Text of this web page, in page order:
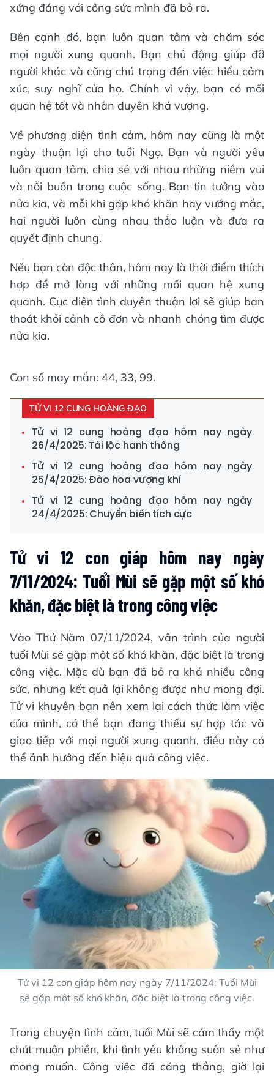
xứng đáng với công sức mình đã bỏ ra.
Bên cạnh đó, bạn luôn quan tâm và chăm sóc
mọi người xung quanh. Bạn chủ động giúp đỡ
người khác và cũng chú trọng đến việc hiểu cảm
xúc, suy nghĩ của họ. Chính vì vậy, bạn có mối
quan hệ tốt và nhân duyên khá vượng.
Về phương diện tình cảm, hôm nay cũng là một
ngày thuận lợi cho tuổi Ngọ. Bạn và người yêu
luôn quan tâm, chia sẻ với nhau những niềm vui
và nỗi buồn trong cuộc sống. Bạn tin tưởng vào
nửa kia, và mỗi khi gặp khó khăn hay vướng mắc,
hai người luôn cùng nhau thảo luận và đưa ra
quyết định chung.
Nếu bạn còn độc thân, hôm nay là thời điểm thích
hợp để mở lòng với những mối quan hệ xung
quanh. Cục diện tình duyên thuận lợi sẽ giúp bạn
thoát khỏi cảnh cô đơn và nhanh chóng tìm được
nửa kia.
Con số may mắn: 44, 33, 99.
TỬ VI 12 CUNG HOÀNG ĐẠO
Tử vi 12 cung hoàng đạo hôm nay ngày
26/4/2025: Tài lộc hanh thông
Tử vi 12 cung hoàng đạo hôm nay ngày
25/4/2025: Đào hoa vượng khí
Tử vi 12 cung hoàng đạo hôm nay ngày
24/4/2025: Chuyển biến tích cực
Tử vi 12 con giáp hôm nay ngày
7/11/2024: Tuổi Mùi sẽ gặp một số khó
khăn, đặc biệt là trong công việc
Vào Thứ Năm 07/11/2024, vận trình của người
tuổi Mùi sẽ gặp một số khó khăn, đặc biệt là trong
công việc. Mặc dù bạn đã bỏ ra khá nhiều công
sức, nhưng kết quả lại không được như mong đợi.
Tử vi khuyên bạn nên xem lại cách thức làm việc
của mình, có thể bạn đang thiếu sự hợp tác và
giao tiếp với mọi người xung quanh, điều này có
thể ảnh hưởng đến hiệu quả công việc.
Tử vi 12 con giáp hôm nay ngày 7/11/2024: Tuổi Mùi
sẽ gặp một số khó khăn, đặc biệt là trong công việc.
Trong chuyện tình cảm, tuổi Mùi sẽ cảm thấy một
chút muộn phiền, khi tình yêu không suôn sẻ như
mong muốn. Công việc đã căng thẳng, giờ lại